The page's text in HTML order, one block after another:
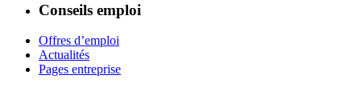
Conseils emploi
Offres d’emploi
Actualités
Pages entreprise